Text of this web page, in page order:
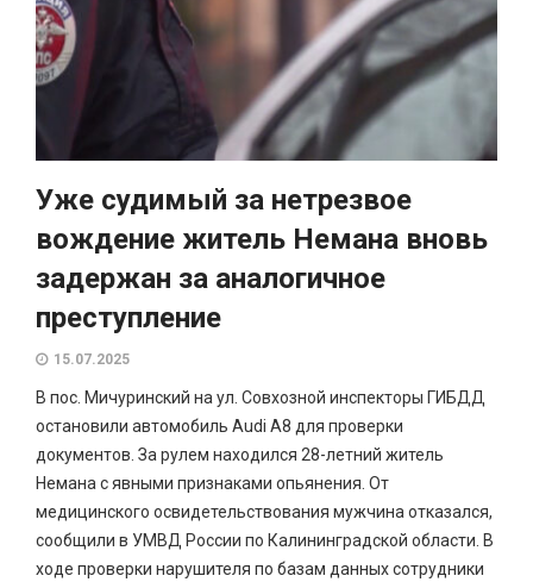
Уже судимый за нетрезвое
вождение житель Немана вновь
задержан за аналогичное
преступление
15.07.2025
В пос. Мичуринский на ул. Совхозной инспекторы ГИБДД
остановили автомобиль Audi A8 для проверки
документов. За рулем находился 28-летний житель
Немана с явными признаками опьянения. От
медицинского освидетельствования мужчина отказался,
сообщили в УМВД России по Калининградской области. В
ходе проверки нарушителя по базам данных сотрудники